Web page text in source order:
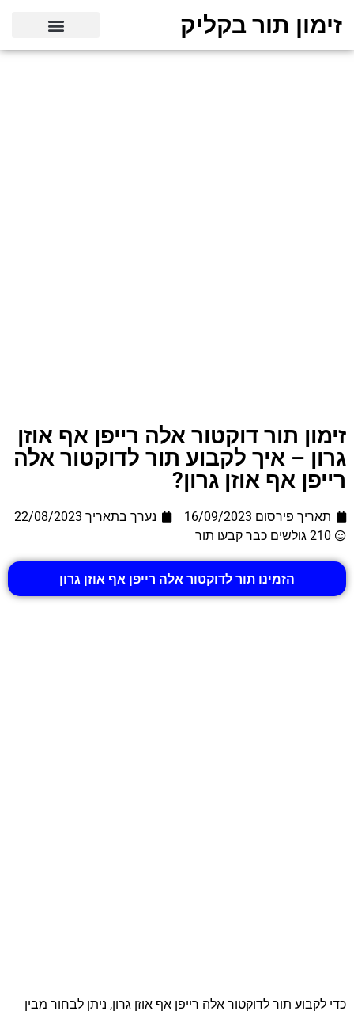
זימון תור בקליק
זימון תור דוקטור אלה רייפן אף אוזן
גרון – איך לקבוע תור לדוקטור אלה
רייפן אף אוזן גרון?
תאריך פירסום 16/09/2023 נערך בתאריך 22/08/2023
210 גולשים כבר קבעו תור
הזמינו תור לדוקטור אלה רייפן אף אוזן גרון
כדי לקבוע תור לדוקטור אלה רייפן אף אוזן גרון, ניתן לבחור מבין